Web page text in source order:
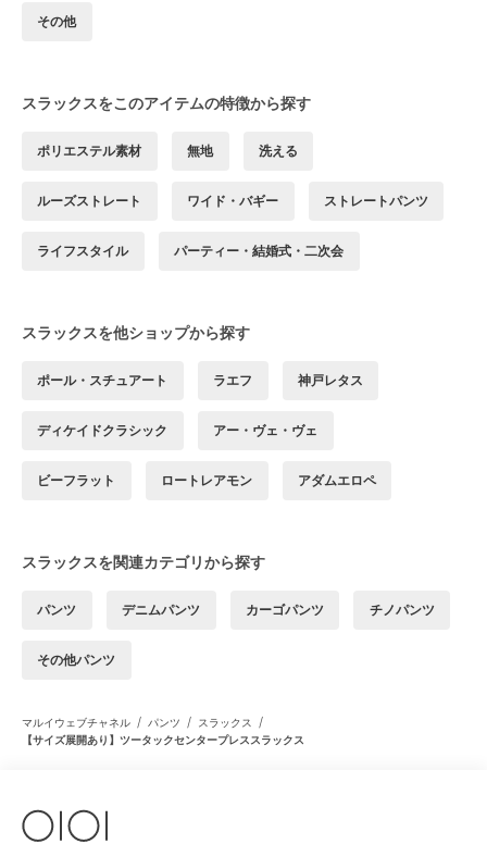
その他
スラックスをこのアイテムの特徴から探す
ポリエステル素材 無地 洗える
ルーズストレート ワイド・バギー ストレートパンツ
ライフスタイル パーティー・結婚式・二次会
スラックスを他ショップから探す
ポール・スチュアート ラエフ 神戸レタス
ディケイドクラシック アー・ヴェ・ヴェ
ビーフラット ロートレアモン アダムエロペ
スラックスを関連カテゴリから探す
パンツ デニムパンツ カーゴパンツ チノパンツ
その他パンツ
マルイウェブチャネル / パンツ / スラックス /
【サイズ展開あり】ツータックセンタープレススラックス